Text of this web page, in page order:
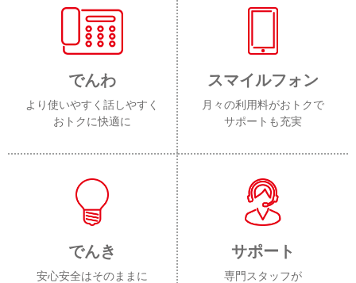
でんわ
より使いやすく話しやすく
おトクに快適に
スマイルフォン
月々の利用料がおトクで
サポートも充実
でんき
安心安全はそのままに
サポート
専門スタッフが